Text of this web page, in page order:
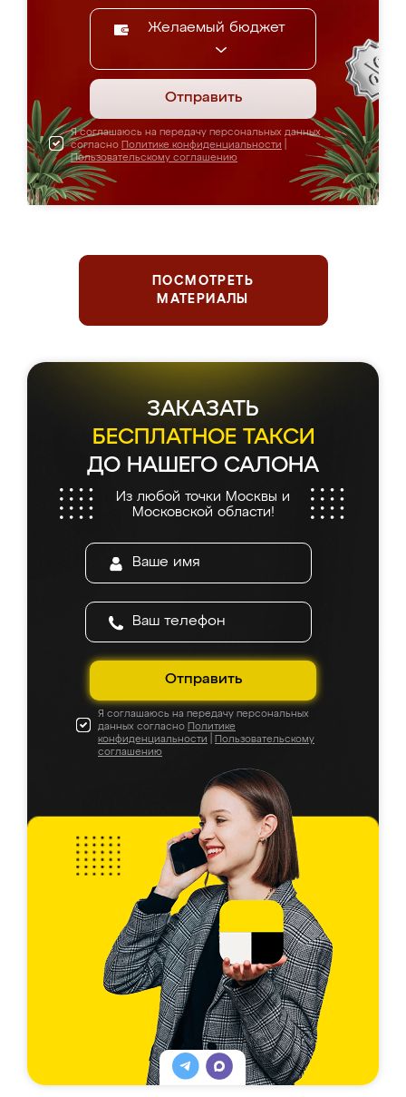
Желаемый бюджет
Отправить
Я соглашаюсь на передачу персональных данных
согласно Политике конфиденциальности
Пользовательскому соглашению
ПОСМОТРЕТЬ
МАТЕРИАЛЫ
ЗАКАЗАТЬ
БЕСПЛАТНОЕ ТАКСИ
ДО НАШЕГО САЛОНА
Из любой точки Москвы и
Московской области!
Отправить
Я соглашаюсь на передачу персональных
данных согласно Политике
конфиденциальности
Пользовательскому
соглашению